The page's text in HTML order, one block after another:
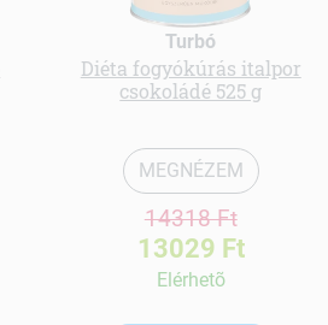
Turbó
Diéta fogyókúrás italpor
csokoládé 525 g
MEGNÉZEM
14318 Ft
13029 Ft
Elérhetõ